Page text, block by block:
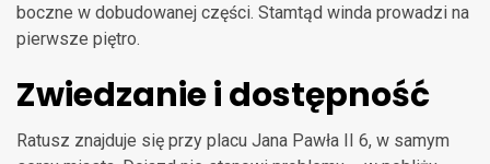
boczne w dobudowanej części. Stamtąd winda prowadzi na
pierwsze piętro.
Zwiedzanie i dostępność
Ratusz znajduje się przy placu Jana Pawła II 6, w samym